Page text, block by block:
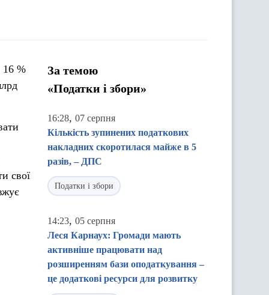
16 %
свої
За темою
«Податки і збори»
16:28, 07 серпня
Кількість зупинених податкових
накладних скоротилася майже в 5
разів, – ДПС
Податки і збори
14:23, 05 серпня
Леся Карнаух: Громади мають
активніше працювати над
розширенням бази оподаткування –
це додаткові ресурси для розвитку